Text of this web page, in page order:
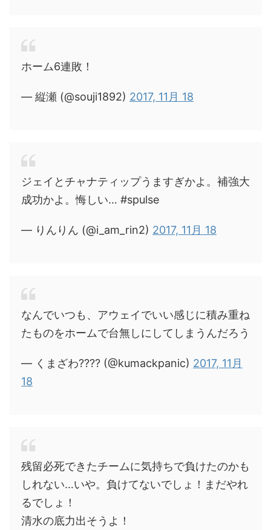
ホーム6連敗！
— 縦瀬 (@souji1892) 2017, 11月 18
ジェイとチャナティップうますぎかよ。補強大
成功かよ。悔しい… #spulse
— りんりん (@i_am_rin2) 2017, 11月 18
なんでいつも、アウェイでいい感じに積み重ね
たものをホームで台無しにしてしまうんだろう
— くまざわ???? (@kumackpanic) 2017, 11月
18
残留必死できたチームに気持ちで負けたのかも
しれない…いや。負けてないでしょ！まだやれ
るでしょ！
清水の底力出そうよ！